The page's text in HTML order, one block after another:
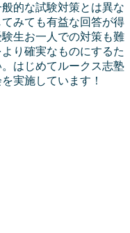
的な試験対策とは異な
みても有益な回答が得
生お一人での対策も難
り確実なものにするた
はじめてルークス志塾
実施しています！